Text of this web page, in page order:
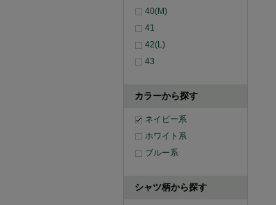
40(M)
41
42(L)
43
カラーから探す
ネイビー系
ホワイト系
ブルー系
シャツ柄から探す